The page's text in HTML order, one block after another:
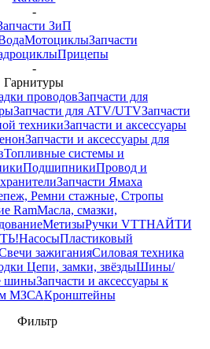
-
ЗиП
МотоциклыЗапчасти
Прицепы
-
Гарнитуры
проводовЗапчасти для
Запчасти для ATV/UTVЗапчасти
техникиЗапчасти и аксессуары
Запчасти и аксессуары для
Топливные системы и
ПодшипникиПровод и
Запчасти Ямаха
Ремни стажные, Стропы
RamМасла, смазки,
МетизыРучки VTTНАЙТИ
НасосыПластиковый
зажиганияСиловая техника
Цепи, замки, звёздыШины/
шиныЗапчасти и аксессуары к
МЗСАКронштейны
Фильтр